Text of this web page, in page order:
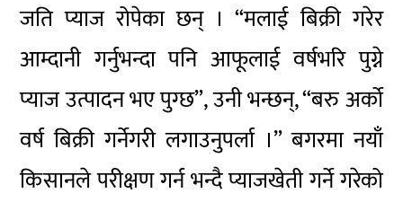
जति प्याज रोपेका छन् । “मलाई बिक्री गरेर
आम्दानी गर्नुभन्दा पनि आफूलाई वर्षभरि पुग्ने
प्याज उत्पादन भए पुग्छ”, उनी भन्छन्, “बरु अर्को
वर्ष बिक्री गर्नेगरी लगाउनुपर्ला ।” बगरमा नयाँ
किसानले परीक्षण गर्न भन्दै प्याजखेती गर्ने गरेको